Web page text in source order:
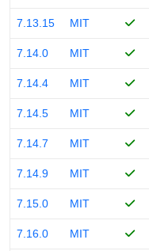
7.13.15 MIT
7.14.0 MIT
7.14.4 MIT
7.14.5 MIT
7.14.7 MIT
7.14.9 MIT
7.15.0 MIT
7.16.0 MIT